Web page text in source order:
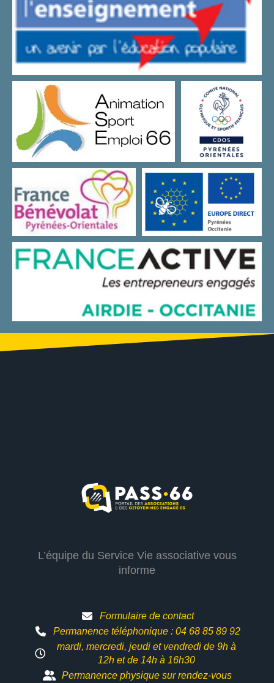
L’équipe du Service Vie associative vous
informe
Formulaire de contact
Permanence téléphonique : 04 68 85 89 92
mardi, mercredi, jeudi et vendredi de 9h à
12h etde 14h à 16h30
Permanence physique sur rendez-vous